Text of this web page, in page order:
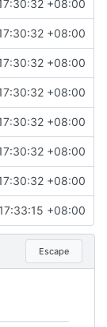
+08:00
+08:00
+08:00
+08:00
+08:00
+08:00
+08:00
+08:00
Escape